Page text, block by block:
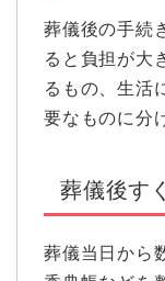
葬儀後の手続
ると負担が大
るもの、生活
要なものに分
葬儀後す
葬儀当日から